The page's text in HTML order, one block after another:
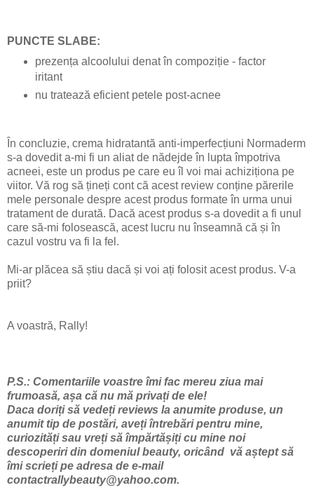
PUNCTE SLABE:
prezența alcoolului denat în compoziție - factor
iritant
nu tratează eficient petele post-acnee
În concluzie, crema hidratantă anti-imperfecțiuni Normaderm
s-a dovedit a-mi fi un aliat de nădejde în lupta împotriva
acneei, este un produs pe care eu îl voi mai achiziționa pe
viitor. Vă rog să țineți cont că acest review conține părerile
mele personale despre acest produs formate în urma unui
tratament de durată. Dacă acest produs s-a dovedit a fi unul
care să-mi folosească, acest lucru nu înseamnă că și în
cazul vostru va fi la fel.
Mi-ar plăcea să știu dacă și voi ați folosit acest produs. V-a
priit?
A voastră, Rally!
P.S.: Comentariile voastre îmi fac mereu ziua mai
frumoasă, așa că nu mă privați de ele!
Daca doriți să vedeți reviews la anumite produse, un
anumit tip de postări, aveți întrebări pentru mine,
curiozități sau vreți să împărtășiți cu mine noi
descoperiri din domeniul beauty, oricând vă aștept să
îmi scrieți pe adresa de e-mail
contactrallybeauty@yahoo.com.